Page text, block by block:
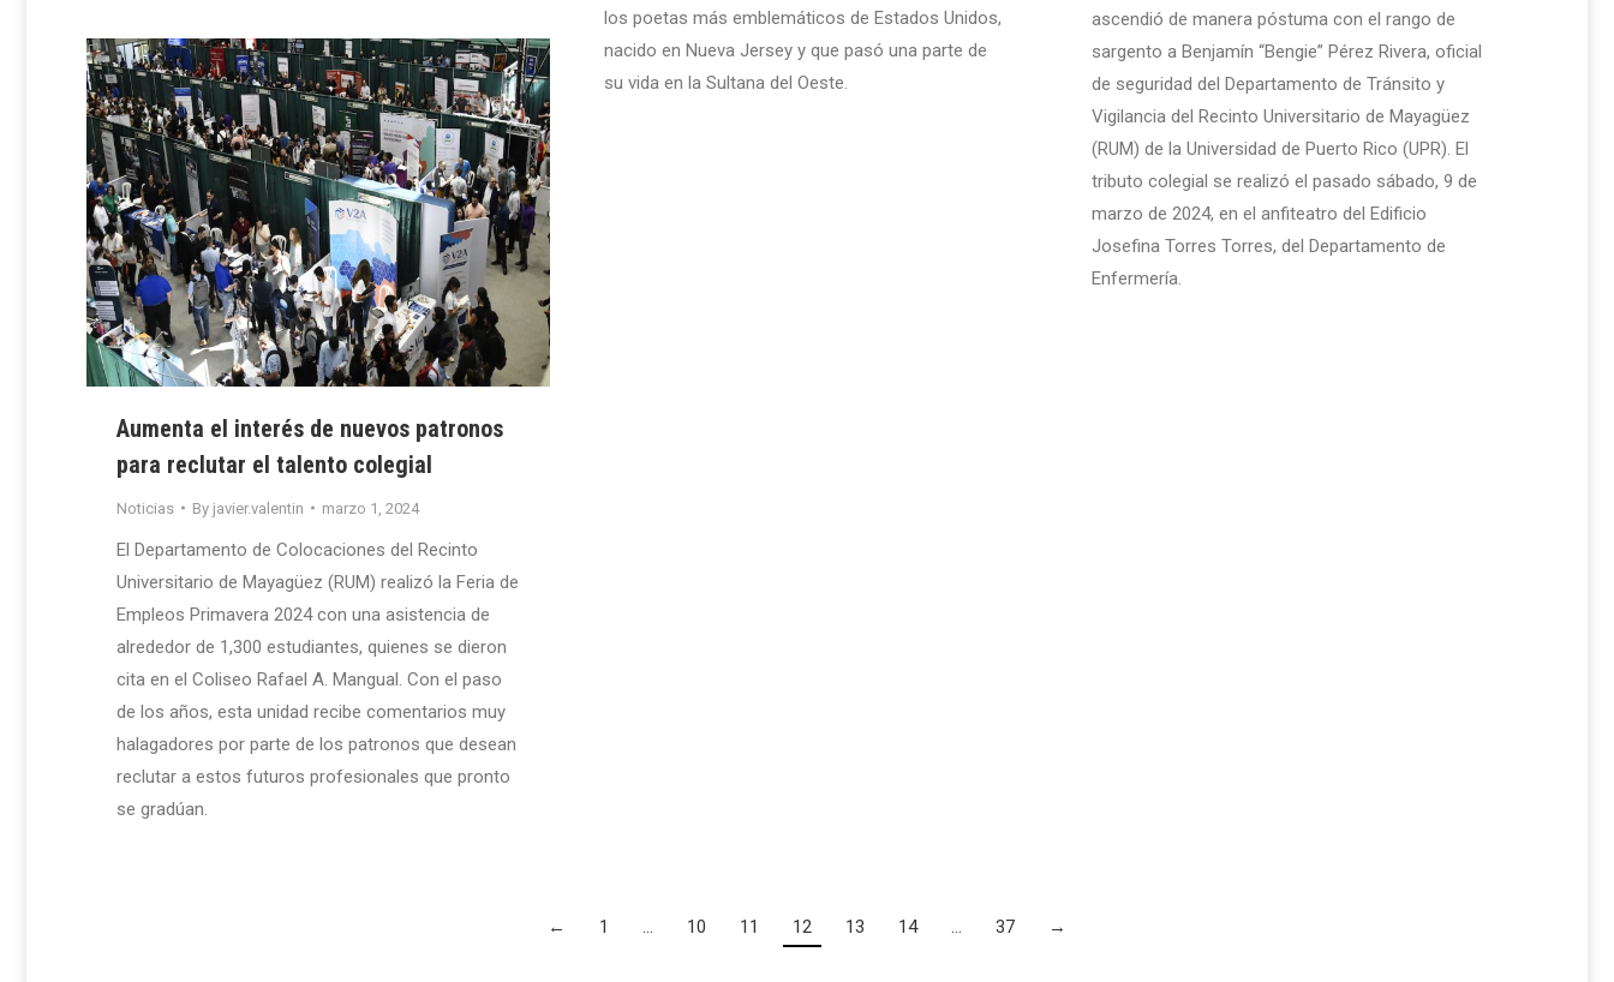
ascendió de manera póstuma con el rango de
sargento a Benjamín “Bengie” Pérez Rivera, oficial
de seguridad del Departamento de Tránsito y
Vigilancia del Recinto Universitario de Mayagüez
(RUM) de la Universidad de Puerto Rico (UPR). El
tributo colegial se realizó el pasado sábado, 9 de
marzo de 2024, en el anfiteatro del Edificio
Josefina Torres Torres, del Departamento de
Enfermería.
los poetas más emblemáticos de Estados Unidos,
nacido en Nueva Jersey y que pasó una parte de
su vida en la Sultana del Oeste.
Aumenta el interés de nuevos patronos
para reclutar el talento colegial
Noticias By javier.valentin marzo 1, 2024
El Departamento de Colocaciones del Recinto
Universitario de Mayagüez (RUM) realizó la Feria de
Empleos Primavera 2024 con una asistencia de
alrededor de 1,300 estudiantes, quienes se dieron
cita en el Coliseo Rafael A. Mangual. Con el paso
de los años, esta unidad recibe comentarios muy
halagadores por parte de los patronos que desean
reclutar a estos futuros profesionales que pronto
se gradúan.
← 1 … 10 11 12 13 14 … 37 →